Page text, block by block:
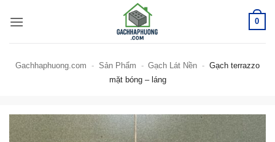
qua
0
Gachhaphuong.com - Sản Phẩm - Gạch Lát Nền - Gạch terrazzo
mặt bóng – láng